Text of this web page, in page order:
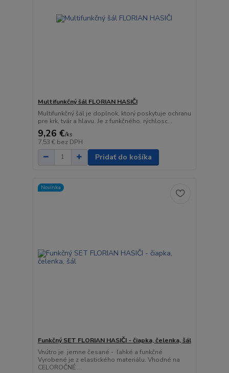
Multifunkčný šál FLORIAN HASIČI
Multifunkčný šál je doplnok, ktorý poskytuje ochranu
pre krk, tvár a hlavu. Je z funkčného, rýchlosc...
9,26 €/ks
7,53 € bez DPH
Pridať do košíka
Novinka
Funkčný SET FLORIAN HASIČI - čiapka, čelenka, šál
Vnútro je jemne česané - ľahké a funkčné
Vyrobené je z elastického materiálu. Vhodné na
CELOROČNÉ ...